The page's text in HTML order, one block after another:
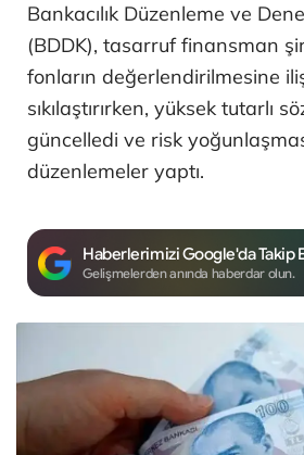
Bankacılık Düzenleme ve
(BDDK), tasarruf finansman
fonların değerlendirilmesine
sıkılaştırırken, yüksek tutarlı
güncelledi ve risk
düzenlemeler yaptı.
Haberlerimizi Google'da Takip
Gelişmelerden anında haberdar olun.